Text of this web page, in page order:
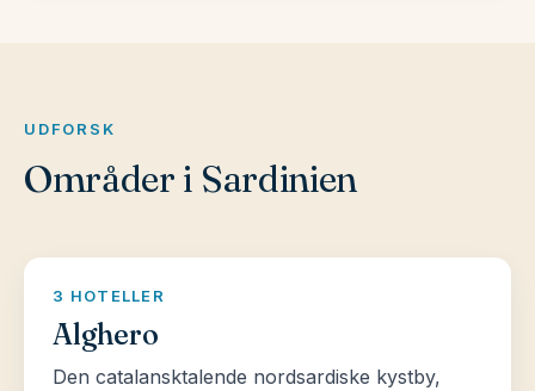
UDFORSK
Områder i Sardinien
3 HOTELLER
Alghero
Den catalansktalende nordsardiske kystby,